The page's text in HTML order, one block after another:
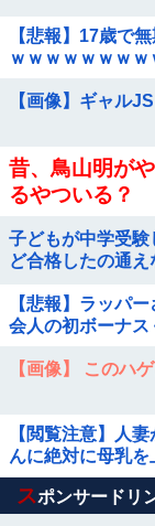
【悲報】17歳で
ｗｗｗｗｗｗｗ
【画像】ギャル
昔、鳥山明が
るやついる？
子どもが中学受
ど合格したの通
【悲報】ラッパ
会人の初ボーナ
【画像】 このハ
【閲覧注意】人
んに絶対に母乳を
Powered by
スポンサードリ